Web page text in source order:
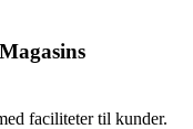
faciliteter til kunder.